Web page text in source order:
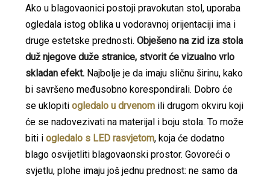
Ako u blagovaonici postoji pravokutan stol, uporaba
ogledala istog oblika u vodoravnoj orijentaciji ima i
druge estetske prednosti.Obješeno na zid iza stola
duž njegove duže stranice, stvorit će vizualno vrlo
skladan efekt. Najbolje je da imaju sličnu širinu, kako
bi savršeno međusobno korespondirali. Dobro će
se uklopitiogledalo u drvenom ili drugom okviru koji
će se nadovezivati na materijal i boju stola. To može
biti iogledalo s LED rasvjetom, koja će dodatno
blago osvijetliti blagovaonski prostor. Govoreći o
svjetlu, plohe imaju još jednu prednost: ne samo da